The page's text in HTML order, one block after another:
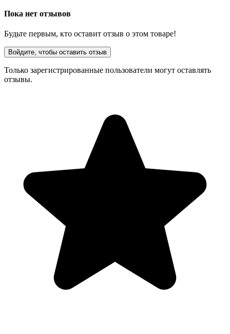
Пока нет отзывов
Будьте первым, кто оставит отзыв о этом товаре!
Войдите, чтобы оставить отзыв
Только зарегистрированные пользователи могут оставлять
отзывы.